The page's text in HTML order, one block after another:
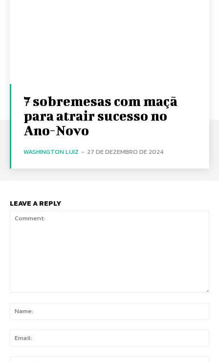
7 sobremesas com maçã
para atrair sucesso no
Ano-Novo
WASHINGTON LUIZ - 27 DE DEZEMBRO DE 2024
LEAVE A REPLY